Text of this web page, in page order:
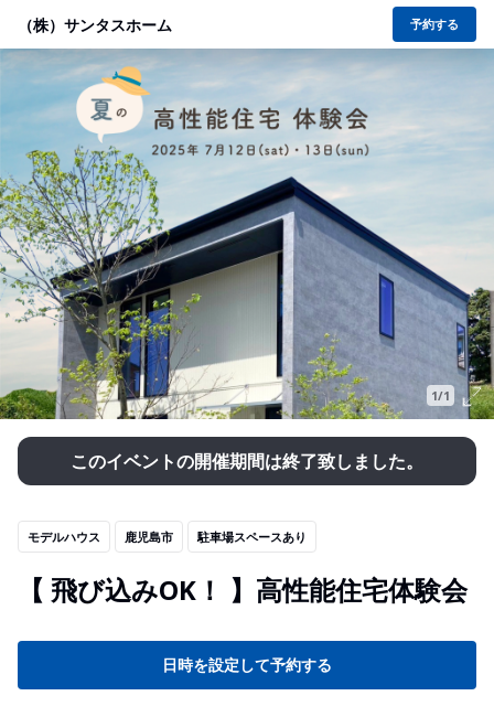
（株）サンタスホーム 予約する
1/1
このイベントの開催期間は終了致しました。
モデルハウス 鹿児島市 駐車場スペースあり
【 飛び込みOK！ 】高性能住宅体験会
日時を設定して予約する